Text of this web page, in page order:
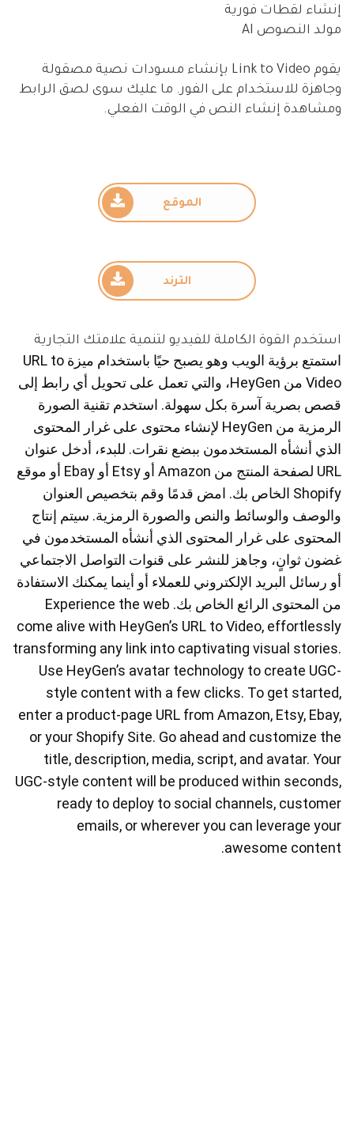
إنشاء لقطات فورية
مولد النصوص AI
يقوم Link to Video بإنشاء مسودات نصية مصقولة
وجاهزة للاستخدام على الفور. ما عليك سوى لصق الرابط
ومشاهدة إنشاء النص في الوقت الفعلي.
الموقع
الترند
استخدم القوة الكاملة للفيديو لتنمية علامتك التجارية
استمتع برؤية الويب وهو يصبح حيًا باستخدام ميزة URL to
Video من HeyGen، والتي تعمل على تحويل أي رابط إلى
قصص بصرية آسرة بكل سهولة. استخدم تقنية الصورة
الرمزية من HeyGen لإنشاء محتوى على غرار المحتوى
الذي أنشأه المستخدمون ببضع نقرات. للبدء، أدخل عنوان
URL لصفحة المنتج من Amazon أو Etsy أو Ebay أو موقع
Shopify الخاص بك. امض قدمًا وقم بتخصيص العنوان
والوصف والوسائط والنص والصورة الرمزية. سيتم إنتاج
المحتوى على غرار المحتوى الذي أنشأه المستخدمون في
غضون ثوانٍ، وجاهز للنشر على قنوات التواصل الاجتماعي
أو رسائل البريد الإلكتروني للعملاء أو أينما يمكنك الاستفادة
من المحتوى الرائع الخاص بك. Experience the web
come alive with HeyGen’s URL to Video, effortlessly
transforming any link into captivating visual stories.
Use HeyGen’s avatar technology to create UGC-
style content with a few clicks. To get started,
enter a product-page URL from Amazon, Etsy, Ebay,
or your Shopify Site. Go ahead and customize the
title, description, media, script, and avatar. Your
UGC-style content will be produced within seconds,
ready to deploy to social channels, customer
emails, or wherever you can leverage your
awesome content.